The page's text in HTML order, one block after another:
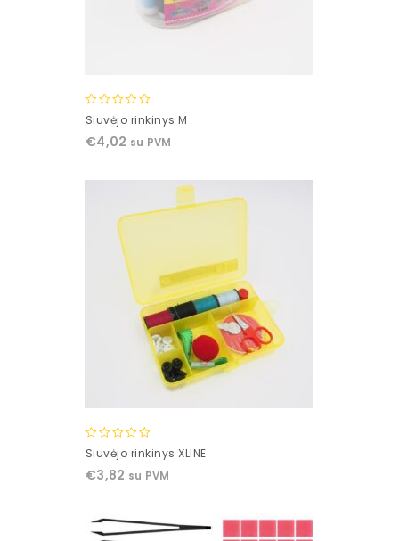
0
of
Siuvėjo rinkinys M
€4,02 su PVM
0
of
Siuvėjo rinkinys XLINE
€3,82 su PVM